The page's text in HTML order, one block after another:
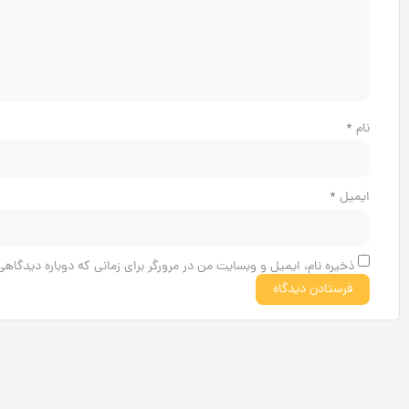
نام *
ایمیل *
ذخیره نام، ایمیل و وبسایت من در مرورگر برای زمانی که دوباره